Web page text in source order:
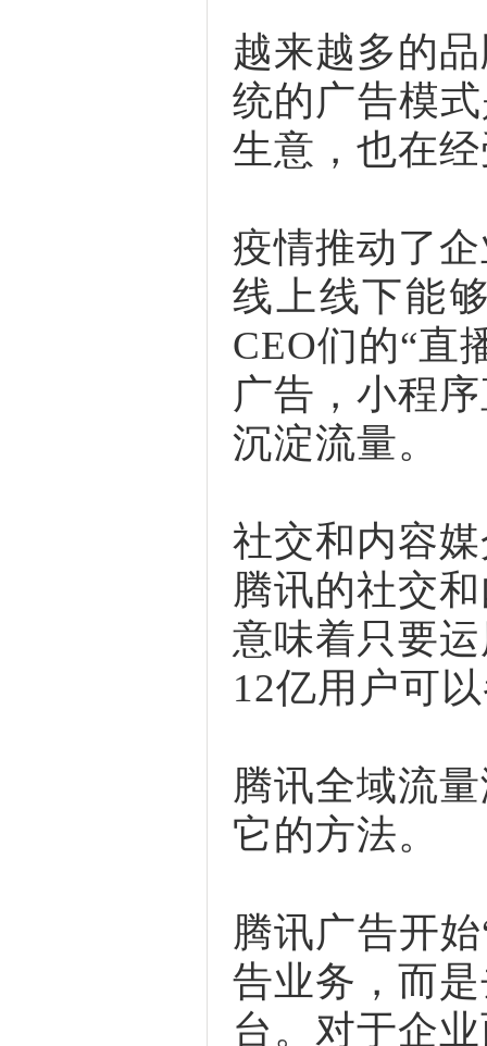
越来越多的
统的广告模
生意，也在
疫情推动了
线上线下能
CEO们的“直
广告，小程
沉淀流量。
社交和内容
腾讯的社交
意味着只要
12亿用户可
腾讯全域流
它的方法。
腾讯广告开
告业务，而
台。对于企